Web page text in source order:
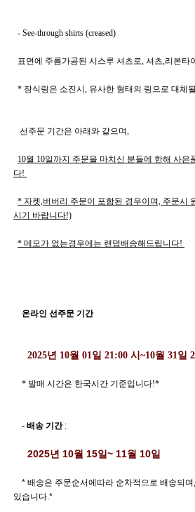
  - See-through shirts (creased)
표면에 주름가공된 시스루 셔츠로, 셔츠,리본
* 장식링은 소진시, 유사한 형태의 링으로 대체
   선주문 기간은 아래와 같으며,
10월 10일까지 주문을 마치신 분들에 한해 사
다!
* 자켓,버버리 주문이 포함된 경우이며, 주문시
시기 바랍니다!)
* 메모가 없는경우에는 랜덤배송해드립니다!
    온라인 선주문 기간
2025년 10월 01일 21:00 시~10월 31일
    * 발매 시간은 한국시간 기준입니다!*
- 배송 기간 :
  2025년 10월 15일~ 11월 10일
있습니다.*